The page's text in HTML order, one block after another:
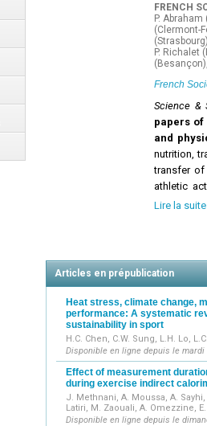
FRENCH
P.
(Clermont-
P. Richalet
French
Science &
papers
and
nutrition,
transfer of
athletic
notes and
Lire la suite
Articles en prépublication
Heat stress, climate change,
performance: A systematic
sustainability in sport
H.C. Chen, C.W. Sung, L.H. Lo,
Disponible en ligne depuis le mardi
Effect of measurement
during exercise indirect
J. Methnani, A. Moussa, A.
Latiri, M. Zaouali, A. Omezzine,
Disponible en ligne depuis le